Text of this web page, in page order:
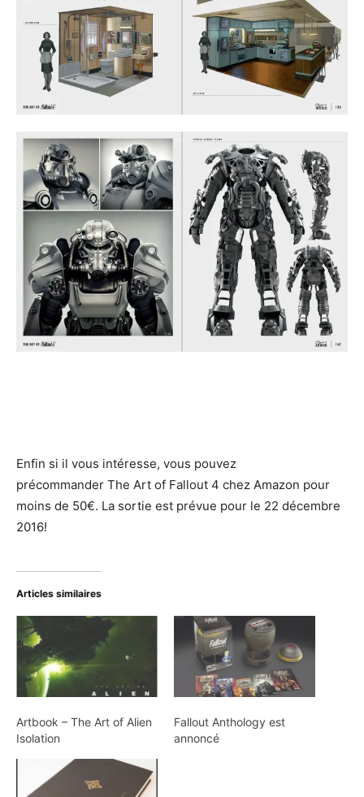
Enfin si il vous intéresse, vous pouvez
précommander The Art of Fallout 4 chez Amazon pour
moins de 50€. La sortie est prévue pour le 22 décembre
2016!
Articles similaires
Artbook – The Art of Alien
Isolation
Fallout Anthology est
annoncé